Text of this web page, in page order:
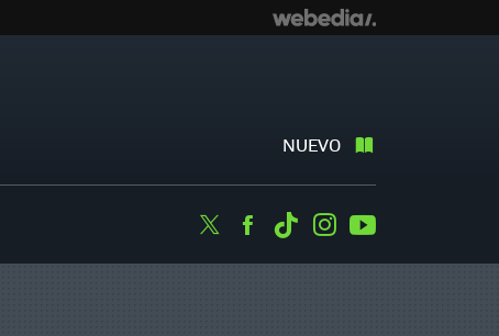
NUEVO
TwitterFacebook
TiktokInstagram